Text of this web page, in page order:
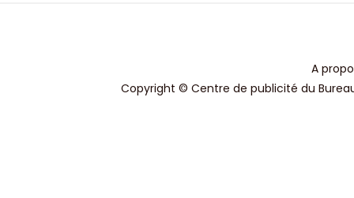
A
Copyright © Centre de publicité du